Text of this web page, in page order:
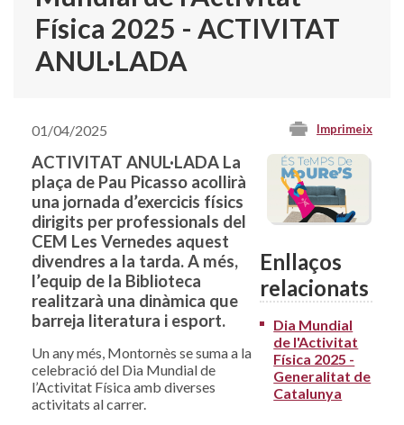
Física 2025 - ACTIVITAT
ANUL·LADA
Imprimeix
01/04/2025
ACTIVITAT ANUL·LADA La
plaça de Pau Picasso acollirà
una jornada d’exercicis físics
dirigits per professionals del
CEM Les Vernedes aquest
divendres a la tarda. A més,
l’equip de la Biblioteca
realitzarà una dinàmica que
barreja literatura i esport.
Un any més, Montornès se suma a la
celebració del Dia Mundial de
l’Activitat Física amb diverses
activitats al carrer.
Enllaços
relacionats
Dia Mundial
de l'Activitat
Física 2025 -
Generalitat de
Catalunya